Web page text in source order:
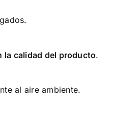
la calidad del producto.
al aire ambiente.